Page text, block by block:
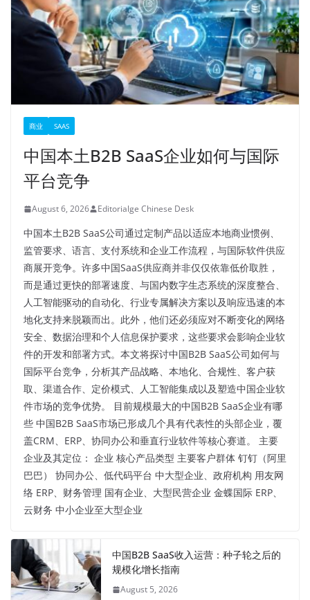
商业 SAAS
中国本土B2B SaaS企业如何与国际
平台竞争
August 6, 2026 Editorialge Chinese Desk
中国本土B2B SaaS公司通过定制产品以适应本地商业惯例、
监管要求、语言、支付系统和企业工作流程，与国际软件供应
商展开竞争。许多中国SaaS供应商并非仅仅依靠低价取胜，
而是通过更快的部署速度、与国内数字生态系统的深度整合、
人工智能驱动的自动化、行业专属解决方案以及响应迅速的本
地化支持来脱颖而出。此外，他们还必须应对不断变化的网络
安全、数据治理和个人信息保护要求，这些要求会影响企业软
件的开发和部署方式。本文将探讨中国B2B SaaS公司如何与
国际平台竞争，分析其产品战略、本地化、合规性、客户获
取、渠道合作、定价模式、人工智能集成以及塑造中国企业软
件市场的竞争优势。 目前规模最大的中国B2B SaaS企业有哪
些 中国B2B SaaS市场已形成几个具有代表性的头部企业，覆
盖CRM、ERP、协同办公和垂直行业软件等核心赛道。 主要
企业及其定位： 企业 核心产品类型 主要客户群体 钉钉（阿里
巴巴） 协同办公、低代码平台 中大型企业、政府机构 用友网
络 ERP、财务管理 国有企业、大型民营企业 金蝶国际 ERP、
云财务 中小企业至大型企业
中国B2B SaaS收入运营：种子轮之后的
规模化增长指南
August 5, 2026